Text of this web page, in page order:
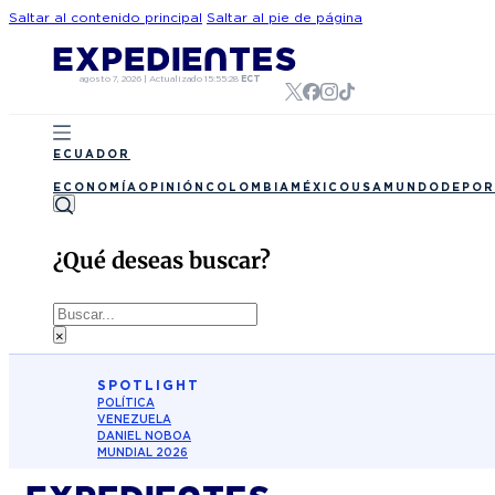
Saltar al contenido principal Saltar al pie de página
agosto 7, 2026 | Actualizado 15:55:28 ECT
ECUADOR
ECONOMÍA OPINIÓN COLOMBIA MÉXICO USA MUNDO
¿Qué deseas buscar?
Buscar
×
SPOTLIGHT
POLÍTICA
VENEZUELA
DANIEL NOBOA
MUNDIAL 2026